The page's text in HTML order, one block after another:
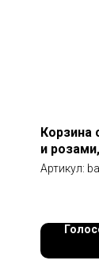
Корзина
и
Артикул: